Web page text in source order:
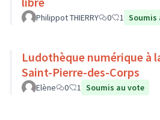
Philippot THIERRY 0 1 Soumis
Ludothèque numérique à
Saint-Pierre-des-Corps
Elène 0 1 Soumis au vote